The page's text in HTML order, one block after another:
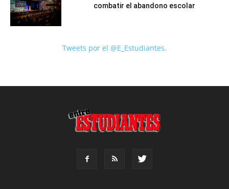
combatir el abandono escolar
Tweets por el @E_Estudiantes.